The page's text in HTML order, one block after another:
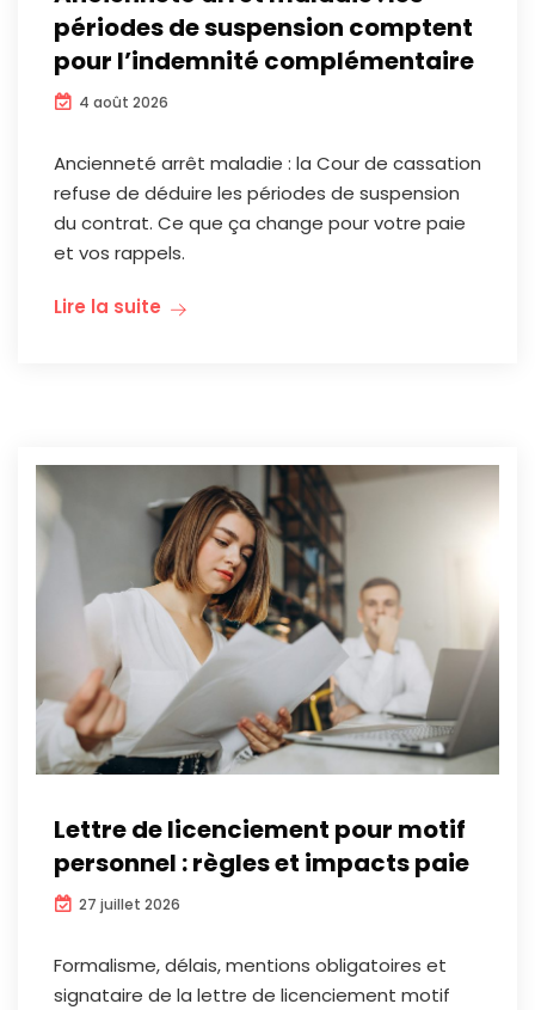
périodes de suspension comptent
pour l’indemnité complémentaire
4 août 2026
Ancienneté arrêt maladie : la Cour de cassation
refuse de déduire les périodes de suspension
du contrat. Ce que ça change pour votre paie
et vos rappels.
Lire la suite
Lettre de licenciement pour motif
personnel : règles et impacts paie
27 juillet 2026
Formalisme, délais, mentions obligatoires et
signataire de la lettre de licenciement motif